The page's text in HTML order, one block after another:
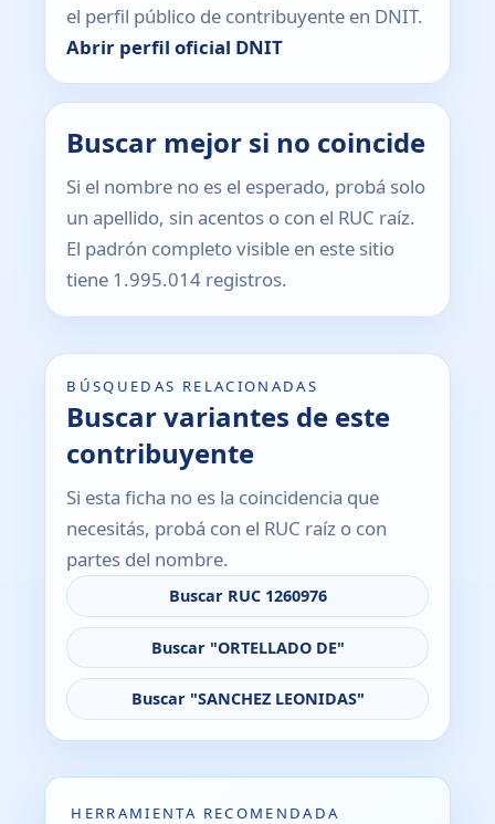
el perfil público de contribuyente en DNIT.
Abrir perfil oficial DNIT
Buscar mejor si no coincide
Si el nombre no es el esperado, probá solo
un apellido, sin acentos o con el RUC raíz.
El padrón completo visible en este sitio
tiene 1.995.014 registros.
BÚSQUEDAS RELACIONADAS
Buscar variantes de este
contribuyente
Si esta ficha no es la coincidencia que
necesitás, probá con el RUC raíz o con
partes del nombre.
Buscar RUC 1260976
Buscar "ORTELLADO DE"
Buscar "SANCHEZ LEONIDAS"
HERRAMIENTA RECOMENDADA